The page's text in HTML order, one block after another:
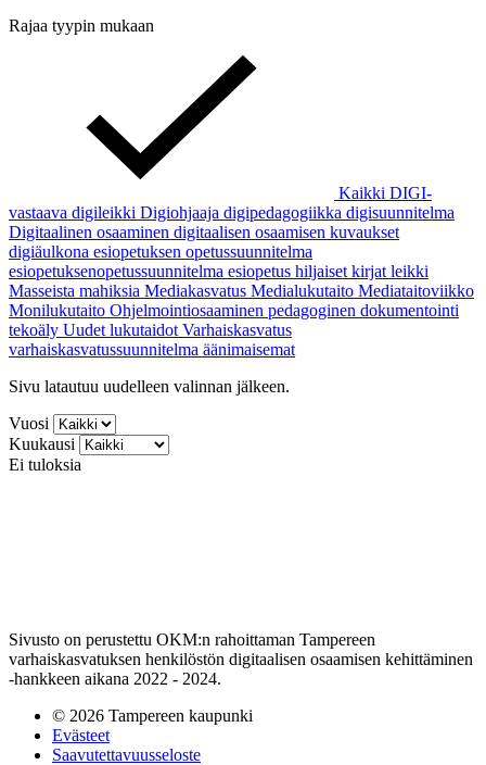
Rajaa tyypin mukaan
Kaikki DIGI-
vastaava digileikki Digiohjaaja digipedagogiikka digisuunnitelma
Digitaalinen osaaminen digitaalisen osaamisen kuvaukset
digiäulkona esiopetuksen opetussuunnitelma
esiopetuksenopetussuunnitelma esiopetus hiljaiset kirjat leikki
Masseista mahiksia Mediakasvatus Medialukutaito Mediataitoviikko
Monilukutaito Ohjelmointiosaaminen pedagoginen dokumentointi
tekoäly Uudet lukutaidot Varhaiskasvatus
varhaiskasvatussuunnitelma äänimaisemat
Sivu latautuu uudelleen valinnan jälkeen.
Vuosi
Kuukausi
Ei tuloksia
Sivusto on perustettu OKM:n rahoittaman Tampereen
varhaiskasvatuksen henkilöstön digitaalisen osaamisen kehittäminen
-hankkeen aikana 2022 - 2024.
© 2026 Tampereen kaupunki
Evästeet
Saavutettavuusseloste